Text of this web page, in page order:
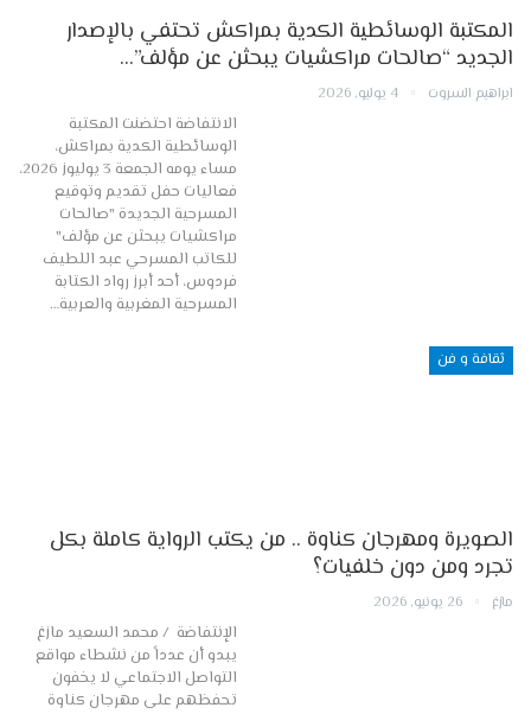
المكتبة الوسائطية الكدية بمراكش تحتفي بالإصدار
الجديد “صالحات مراكشيات يبحثن عن مؤلف”…
ابراهيم السروت 4 يوليو, 2026
الانتفاضة احتضنت المكتبة
الوسائطية الكدية بمراكش،
مساء يومه الجمعة 3 يوليوز 2026،
فعاليات حفل تقديم وتوقيع
المسرحية الجديدة "صالحات
مراكشيات يبحثن عن مؤلف"
للكاتب المسرحي عبد اللطيف
فردوس، أحد أبرز رواد الكتابة
المسرحية المغربية والعربية…
ثقافة و فن
الصويرة ومهرجان كناوة .. من يكتب الرواية كاملة بكل
تجرد ومن دون خلفيات؟
مازغ 26 يونيو, 2026
الإنتفاضة / محمد السعيد مازغ
يبدو أن عدداً من نشطاء مواقع
التواصل الاجتماعي لا يخفون
تحفظهم على مهرجان كناوة